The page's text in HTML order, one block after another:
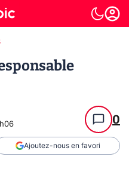
0
Ajoutez-nous en favori